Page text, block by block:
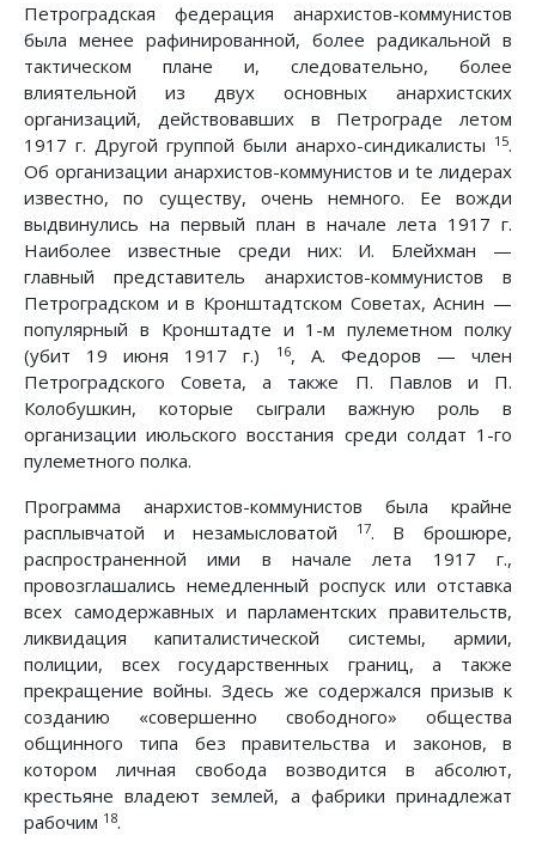
Петроградская федерация анархистов-коммунистов
была менее рафинированной, более радикальной в
тактическом плане и, следовательно, более
влиятельной из двух основных анархистских
организаций, действовавших в Петрограде летом
1917 г. Другой группой были анархо-синдикалисты 15.
Об организации анархистов-коммунистов и tе лидерах
известно, по существу, очень немного. Ее вожди
выдвинулись на первый план в начале лета 1917 г.
Наиболее известные среди них: И. Блейхман —
главный представитель анархистов-коммунистов в
Петроградском и в Кронштадтском Советах, Аснин —
популярный в Кронштадте и 1-м пулеметном полку
(убит 19 июня 1917 г.)
16, А. Федоров — член
Петроградского Совета, а также П. Павлов и П.
Колобушкин, которые сыграли важную роль в
организации июльского восстания среди солдат 1-го
пулеметного полка.
Программа анархистов-коммунистов была крайне
расплывчатой и незамысловатой
17. В брошюре,
распространенной ими в начале лета 1917 г.,
провозглашались немедленный роспуск или отставка
всех самодержавных и парламентских правительств,
ликвидация капиталистической системы, армии,
полиции, всех государственных границ, а также
прекращение войны. Здесь же содержался призыв к
созданию «совершенно свободного» общества
общинного типа без правительства и законов, в
котором личная свобода возводится в абсолют,
крестьяне владеют землей, а фабрики принадлежат
рабочим 18.